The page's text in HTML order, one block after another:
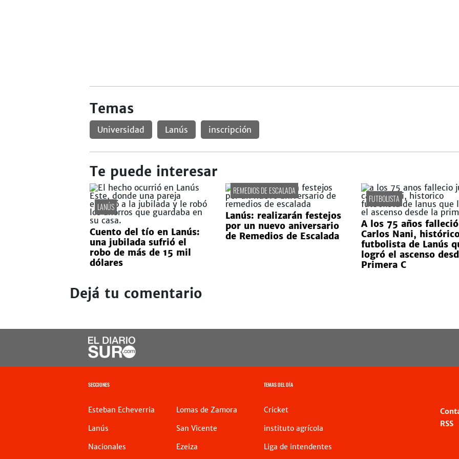
Temas
Universidad Lanús inscripción
Te puede interesar
LANÚS
Cuento del tío en Lanús:
una jubilada sufrió el
robo de más de 15 mil
dólares
REMEDIOS DE ESCALADA
Lanús: realizarán festejos
por un nuevo aniversario
de Remedios de Escalada
FUTBOLISTA
A los 75 años falleció
Carlos Nani,
futbolista de Lanús
logró el ascenso
Primera C
Dejá tu comentario
SECCIONES
Esteban Echeverria
Lanús
Nacionales
Lomas de Zamora
San Vicente
Ezeiza
TEMAS DEL DÍA
Cricket
instituto agrícola
Liga de intendentes
RSS